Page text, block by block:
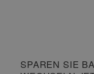
SPAREN SIE